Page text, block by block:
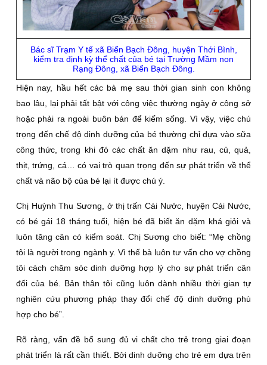
Bác sĩ Trạm Y tế xã Biển Bạch Ðông, huyện Thới Bình,
kiểm tra định kỳ thể chất của bé tại Trường Mầm non
Rạng Ðông, xã Biển Bạch Ðông.
Hiện nay, hầu hết các bà mẹ sau thời gian sinh con không
bao lâu, lại phải tất bật với công việc thường ngày ở công sở
hoặc phải ra ngoài buôn bán để kiếm sống. Vì vậy, việc chú
trọng đến chế độ dinh dưỡng của bé thường chỉ dựa vào sữa
công thức, trong khi đó các chất ăn dặm như rau, củ, quả,
thịt, trứng, cá… có vai trò quan trọng đến sự phát triển về thể
chất và não bộ của bé lại ít được chú ý.
Chị Huỳnh Thu Sương, ở thị trấn Cái Nước, huyện Cái Nước,
có bé gái 18 tháng tuổi, hiện bé đã biết ăn dặm khá giỏi và
luôn tăng cân có kiểm soát. Chị Sương cho biết: “Mẹ chồng
tôi là người trong ngành y. Vì thế bà luôn tư vấn cho vợ chồng
tôi cách chăm sóc dinh dưỡng hợp lý cho sự phát triển cân
đối của bé. Bản thân tôi cũng luôn dành nhiều thời gian tự
nghiên cứu phương pháp thay đổi chế độ dinh dưỡng phù
hợp cho bé”.
Rõ ràng, vấn đề bổ sung đủ vi chất cho trẻ trong giai đoạn
phát triển là rất cần thiết. Bởi dinh dưỡng cho trẻ em dựa trên